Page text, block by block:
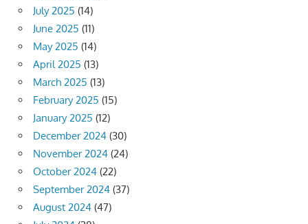
July 2025 (14)
June 2025 (11)
May 2025 (14)
April 2025 (13)
March 2025 (13)
February 2025 (15)
January 2025 (12)
December 2024 (30)
November 2024 (24)
October 2024 (22)
September 2024 (37)
August 2024 (47)